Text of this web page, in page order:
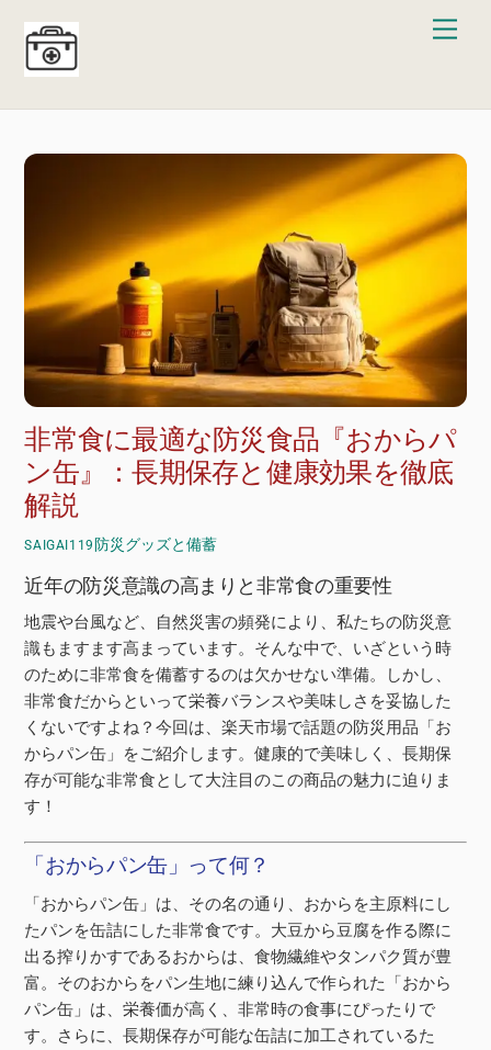
content
非常食に最適な防災食品『おからパ
ン缶』：長期保存と健康効果を徹底
解説
SAIGAI119 防災グッズと備蓄
近年の防災意識の高まりと非常食の重要性
地震や台風など、自然災害の頻発により、私たちの防災意
識もますます高まっています。そんな中で、いざという時
のために非常食を備蓄するのは欠かせない準備。しかし、
非常食だからといって栄養バランスや美味しさを妥協した
くないですよね？今回は、楽天市場で話題の防災用品「お
からパン缶」をご紹介します。健康的で美味しく、長期保
存が可能な非常食として大注目のこの商品の魅力に迫りま
す！
「おからパン缶」って何？
「おからパン缶」は、その名の通り、おからを主原料にし
たパンを缶詰にした非常食です。大豆から豆腐を作る際に
出る搾りかすであるおからは、食物繊維やタンパク質が豊
富。そのおからをパン生地に練り込んで作られた「おから
パン缶」は、栄養価が高く、非常時の食事にぴったりで
す。さらに、長期保存が可能な缶詰に加工されているた